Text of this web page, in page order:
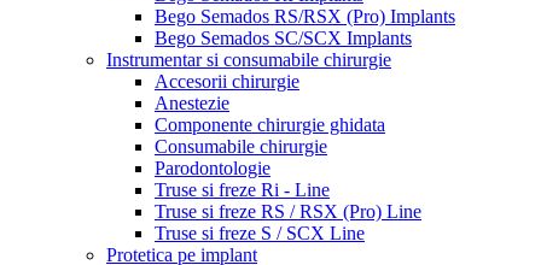
Bego Semados RS/RSX (Pro) Implants
Bego Semados SC/SCX Implants
Instrumentar si consumabile chirurgie
Accesorii chirurgie
Anestezie
Componente chirurgie ghidata
Consumabile chirurgie
Parodontologie
Truse si freze Ri - Line
Truse si freze RS / RSX (Pro) Line
Truse si freze S / SCX Line
Protetica pe implant